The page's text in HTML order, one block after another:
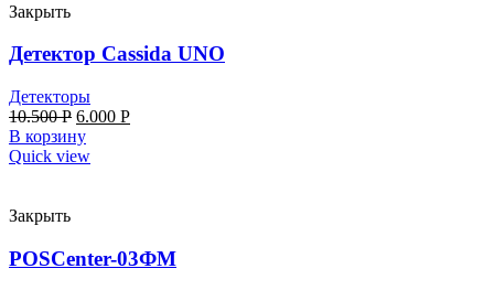
Закрыть
Детектор Cassida UNO
Детекторы
10.500Р 6.000 Р
В корзину
Quick view
Закрыть
POSCenter-03ФМ